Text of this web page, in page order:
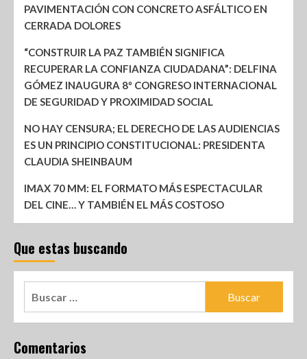
PAVIMENTACIÓN CON CONCRETO ASFÁLTICO EN
CERRADA DOLORES
“CONSTRUIR LA PAZ TAMBIÉN SIGNIFICA
RECUPERAR LA CONFIANZA CIUDADANA”: DELFINA
GÓMEZ INAUGURA 8º CONGRESO INTERNACIONAL
DE SEGURIDAD Y PROXIMIDAD SOCIAL
NO HAY CENSURA; EL DERECHO DE LAS AUDIENCIAS
ES UN PRINCIPIO CONSTITUCIONAL: PRESIDENTA
CLAUDIA SHEINBAUM
IMAX 70 MM: EL FORMATO MÁS ESPECTACULAR
DEL CINE… Y TAMBIÉN EL MÁS COSTOSO
Que estas buscando
Comentarios